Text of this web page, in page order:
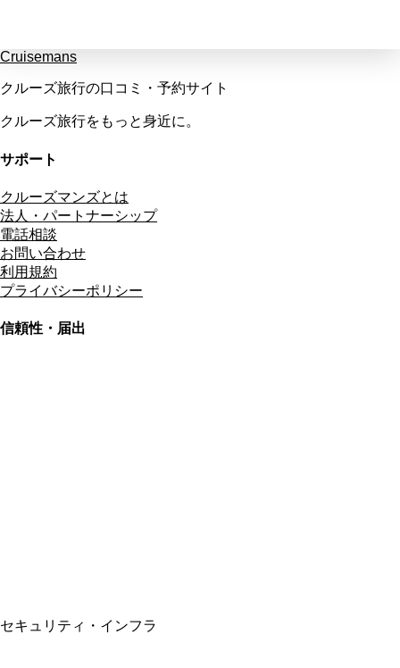
Cruisemans
クルーズ旅行の口コミ・予約サイト
クルーズ旅行をもっと身近に。
サポート
クルーズマンズとは
法人・パートナーシップ
電話相談
お問い合わせ
利用規約
プライバシーポリシー
信頼性・届出
セキュリティ・インフラ